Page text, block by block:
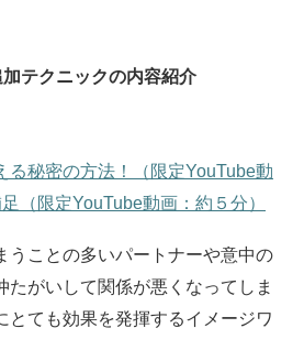
テクニックの内容紹介
る秘密の方法！（限定YouTube動
（限定YouTube動画：約５分）
うことの多いパートナーや意中の
たがいして関係が悪くなってしま
とても効果を発揮するイメージワ